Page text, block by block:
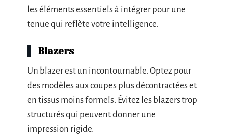
les éléments essentiels à intégrer pour une
tenue qui reflète votre intelligence.
Blazers
Un blazer est un incontournable. Optez pour
des modèles aux coupes plus décontractées et
en tissus moins formels. Évitez les blazers trop
structurés qui peuvent donner une
impression rigide.